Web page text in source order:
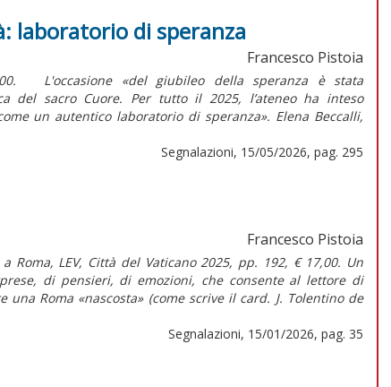
laboratorio di speranza
Francesco Pistoia
L'occasione «del giubileo della speranza è stata
del sacro Cuore. Per tutto il 2025, l’ateneo ha inteso
un autentico laboratorio di speranza». Elena Beccalli,
Segnalazioni, 15/05/2026, pag. 295
Francesco Pistoia
LEV, Città del Vaticano 2025, pp. 192, € 17,00. Un
di pensieri, di emozioni, che consente al lettore di
Roma «nascosta» (come scrive il card. J. Tolentino de
Segnalazioni, 15/01/2026, pag. 35